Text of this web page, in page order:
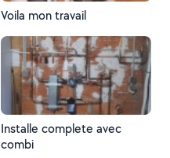
Voila mon travail
Installe complete avec
combi